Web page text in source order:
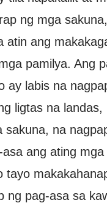
ng mga
atin ang
pamilya. Ang
ay labis na
ligtas na
na
ang ating
ng pag-asa sa